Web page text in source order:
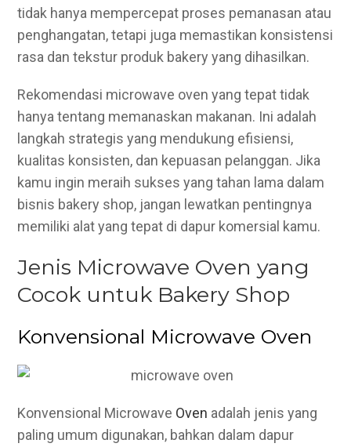
tidak hanya mempercepat proses pemanasan atau
penghangatan, tetapi juga memastikan konsistensi
rasa dan tekstur produk bakery yang dihasilkan.
Rekomendasi microwave oven yang tepat tidak
hanya tentang memanaskan makanan. Ini adalah
langkah strategis yang mendukung efisiensi,
kualitas konsisten, dan kepuasan pelanggan. Jika
kamu ingin meraih sukses yang tahan lama dalam
bisnis bakery shop, jangan lewatkan pentingnya
memiliki alat yang tepat di dapur komersial kamu.
Jenis Microwave Oven yang
Cocok untuk Bakery Shop
Konvensional Microwave Oven
Konvensional Microwave Oven adalah jenis yang
paling umum digunakan, bahkan dalam dapur